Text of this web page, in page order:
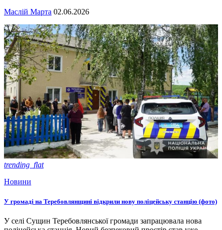
Маслій Марта 02.06.2026
trending_flat
Новини
У громаді на Теребовлянщині відкрили нову поліцейську станцію (фото)
У селі Сущин Теребовлянської громади запрацювала нова